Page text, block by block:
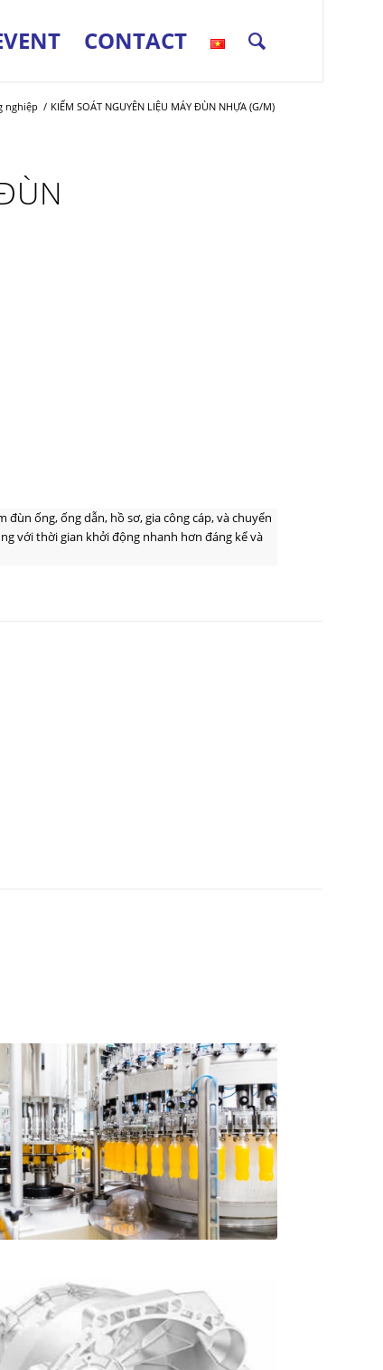
CONTACT
nghiệp / KIỂM SOÁT NGUYÊN LIỆU MÁY ĐÙN NHỰA (G/M)
ống, ống dẫn, hồ sơ, gia công cáp, và chuyển
với thời gian khởi động nhanh hơn đáng kể và